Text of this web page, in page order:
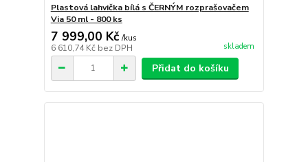
Plastová lahvička bílá s ČERNÝM rozprašovačem
Via 50 ml - 800 ks
7 999,00 Kč /kus
6 610,74 Kč bez DPH skladem
Přidat do košíku